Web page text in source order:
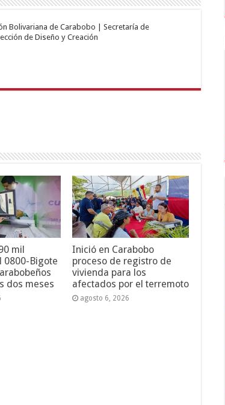
Bolivariana de Carabobo | Secretaría de
de Diseño y Creación
mil
0800-Bigote
dos meses
Inició en Carabobo
proceso de registro de
vivienda para los
afectados por el terremoto
agosto 6, 2026